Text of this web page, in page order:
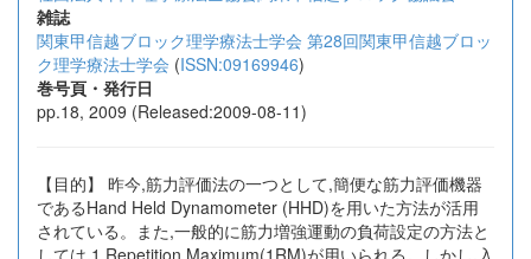
雑誌
関東甲信越ブロック理学療法士学会 第28回関東甲信越ブロッ
ク理学療法士学会 (ISSN:09169946)
巻号頁・発行日
pp.18, 2009 (Released:2009-08-11)
【目的】 昨今,筋力評価法の一つとして,簡便な筋力評価機器
であるHand Held Dynamometer (HHD)を用いた方法が活用
されている。また,一般的に筋力増強運動の負荷設定の方法と
しては,1 Repetition Maximum(1RM)が用いられる。しかし,入